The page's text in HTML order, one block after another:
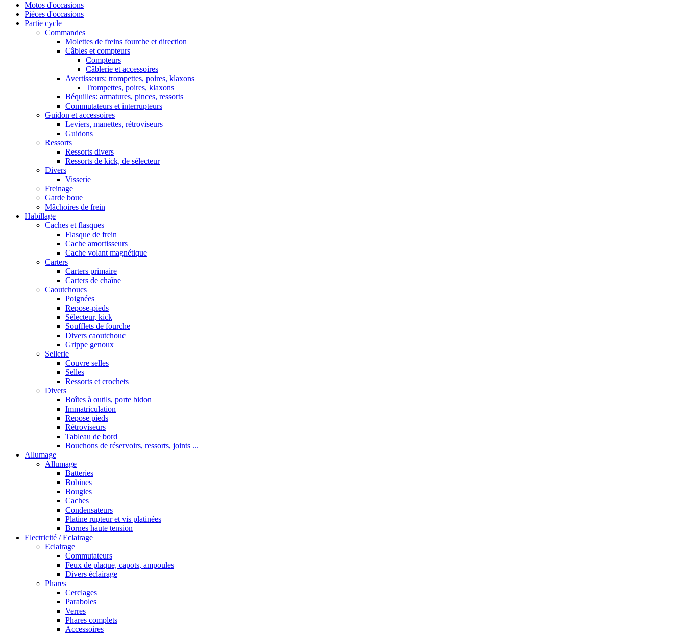
Motos d'occasions
Pièces d'occasions
Partie cycle
Commandes
Molettes de freins fourche et direction
Câbles et compteurs
Compteurs
Câblerie et accessoires
Avertisseurs: trompettes, poires, klaxons
Trompettes, poires, klaxons
Béquilles: armatures, pinces, ressorts
Commutateurs et interrupteurs
Guidon et accessoires
Leviers, manettes, rétroviseurs
Guidons
Ressorts
Ressorts divers
Ressorts de kick, de sélecteur
Divers
Visserie
Freinage
Garde boue
Mâchoires de frein
Habillage
Caches et flasques
Flasque de frein
Cache amortisseurs
Cache volant magnétique
Carters
Carters primaire
Carters de chaîne
Caoutchoucs
Poignées
Repose-pieds
Sélecteur, kick
Soufflets de fourche
Divers caoutchouc
Grippe genoux
Sellerie
Couvre selles
Selles
Ressorts et crochets
Divers
Boîtes à outils, porte bidon
Immatriculation
Repose pieds
Rétroviseurs
Tableau de bord
Bouchons de réservoirs, ressorts, joints ...
Allumage
Allumage
Batteries
Bobines
Bougies
Caches
Condensateurs
Platine rupteur et vis platinées
Bornes haute tension
Electricité / Eclairage
Eclairage
Commutateurs
Feux de plaque, capots, ampoules
Divers éclairage
Phares
Cerclages
Paraboles
Verres
Phares complets
Accessoires